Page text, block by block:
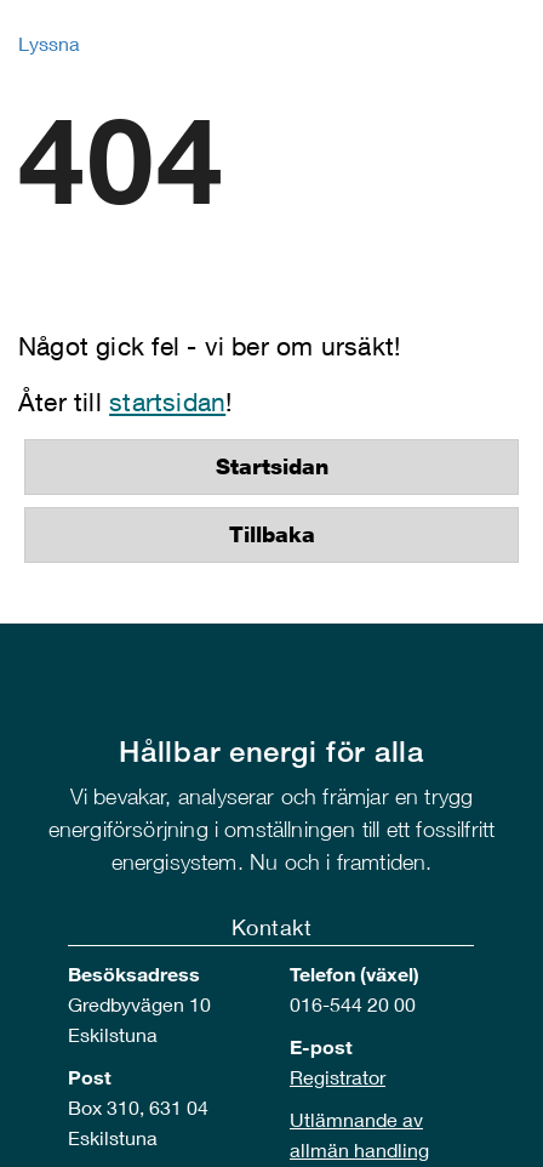
Lyssna
404
Något gick fel - vi ber om ursäkt!
Åter tillstartsidan!
Startsidan
Tillbaka
Hållbar energi för alla
Vi bevakar, analyserar och främjar en trygg
energiförsörjning i omställningen till ett fossilfritt
energisystem. Nu och i framtiden.
Kontakt
Besöksadress
Gredbyvägen 10
Eskilstuna
Post
Box 310, 631 04
Eskilstuna
Telefon (växel)
016-544 20 00
E-post
Registrator
Utlämnande av
allmän handling